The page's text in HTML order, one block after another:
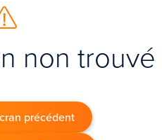
non trouvé
précédent